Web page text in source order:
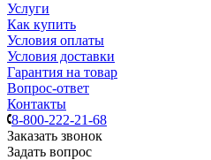
Услуги
Как купить
Условия оплаты
Условия доставки
Гарантия на товар
Вопрос-ответ
Контакты
8-800-222-21-68
Заказать звонок
Задать вопрос